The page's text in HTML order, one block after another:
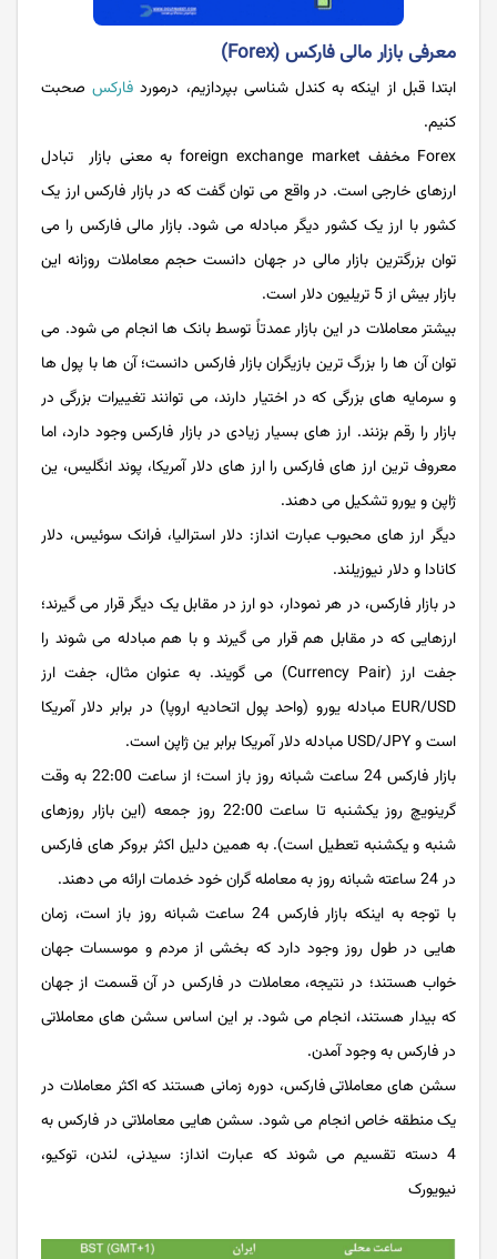
معرفی بازار مالی فارکس (Forex)
ابتدا قبل از اینکه به کندل شناسی بپردازیم، درمورد فارکسصحبت
کنیم.
Forex مخفف foreign exchange market به معنی بازار تبادل
ارزهای خارجی است. در واقع می توان گفت که در بازار فارکس ارز یک
کشور با ارز یک کشور دیگر مبادله می شود. بازار مالی فارکس را می
توان بزرگترین بازار مالی در جهان دانست حجم معاملات روزانه این
بازار بیش از 5 تریلیون دلار است.
بیشتر معاملات در این بازار عمدتاً توسط بانک ها انجام می شود. می
توان آن ها را بزرگ ترین بازیگران بازار فارکس دانست؛ آن ها با پول ها
و سرمایه های بزرگی که در اختیار دارند، می توانند تغییرات بزرگی در
بازار را رقم بزنند. ارز های بسیار زیادی در بازار فارکس وجود دارد، اما
معروف ترین ارز های فارکس را ارز های دلار آمریکا، پوند انگلیس، ین
ژاپن و یورو تشکیل می دهند.
دیگر ارز های محبوب عبارت انداز: دلار استرالیا، فرانک سوئیس، دلار
کانادا و دلار نیوزیلند.
در بازار فارکس، در هر نمودار، دو ارز در مقابل یک دیگر قرار می گیرند؛
ارزهایی که در مقابل هم قرار می گیرند و با هم مبادله می شوند را
جفت ارز (Currency Pair) می گویند. به عنوان مثال، جفت ارز
EUR/USD مبادله یورو (واحد پول اتحادیه اروپا) در برابر دلار آمریکا
است و USD/JPY مبادله دلار آمریکا برابر ین ژاپن است.
بازار فارکس 24 ساعت شبانه روز باز است؛ از ساعت 22:00 به وقت
گرینویچ روز یکشنبه تا ساعت 22:00 روز جمعه (این بازار روزهای
شنبه و یکشنبه تعطیل است). به همین دلیل اکثر بروکر های فارکس
در 24 ساعته شبانه روز به معامله گران خود خدمات ارائه می دهند.
با توجه به اینکه بازار فارکس 24 ساعت شبانه روز باز است، زمان
هایی در طول روز وجود دارد که بخشی از مردم و موسسات جهان
خواب هستند؛ در نتیجه، معاملات در فارکس در آن قسمت از جهان
که بیدار هستند، انجام می شود. بر این اساس سشن های معاملاتی
در فارکس به وجود آمدن.
سشن های معاملاتی فارکس، دوره زمانی هستند که اکثر معاملات در
یک منطقه خاص انجام می شود. سشن هایی معاملاتی در فارکس به
4 دسته تقسیم می شوند که عبارت انداز: سیدنی، لندن، توکیو،
نیویورک